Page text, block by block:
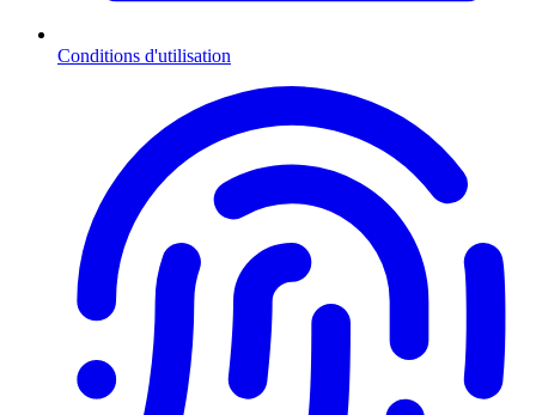
Conditions d'utilisation